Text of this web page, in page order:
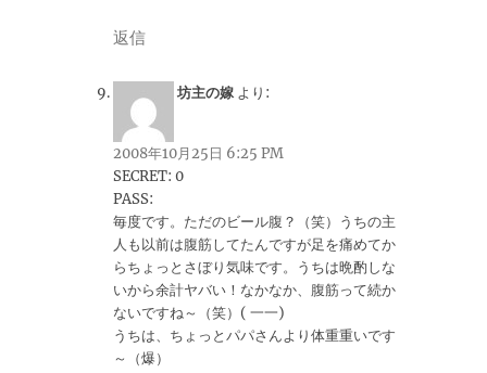
返信
坊主の嫁 より:
2008年10月25日 6:25 PM
SECRET: 0
PASS:
毎度です。ただのビール腹？（笑）うちの主
人も以前は腹筋してたんですが足を痛めてか
らちょっとさぼり気味です。うちは晩酌しな
いから余計ヤバい！なかなか、腹筋って続か
ないですね～（笑）( 一一)
うちは、ちょっとパパさんより体重重いです
～（爆）